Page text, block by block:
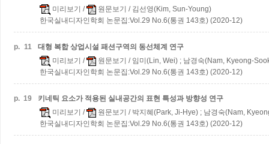
미리보기 / 원문보기 / 김선영(Kim, Sun-Young)
한국실내디자인학회 논문집:Vol.29 No.6(통권 143호) (2020-12)
p. 11
대형 복합 상업시설 패션구역의 동선체계 연구
미리보기 / 원문보기 / 임미(Lin, Wei) ; 남경숙(Nam, Kyeong-
한국실내디자인학회 논문집:Vol.29 No.6(통권 143호) (2020-12)
p. 19
키네틱 요소가 적용된 실내공간의 표현 특성과 방향성 연구
미리보기 / 원문보기 / 박지혜(Park, Ji-Hye) ; 남경숙(Nam,
한국실내디자인학회 논문집:Vol.29 No.6(통권 143호) (2020-12)